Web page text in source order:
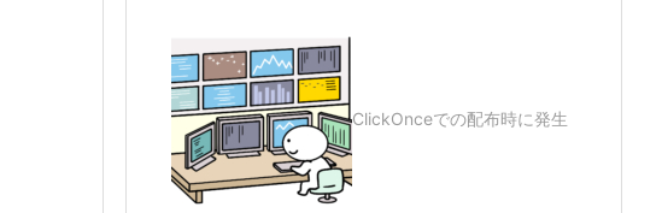
ClickOnceでの配布時に発生